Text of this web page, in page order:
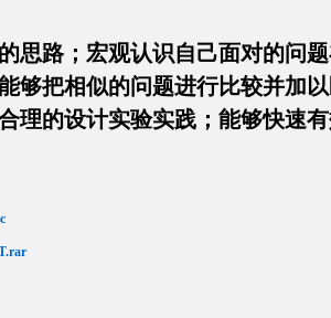
思路；宏观认识自己面对的问
够把相似的问题进行比较并加
理的设计实验实践；能够快速